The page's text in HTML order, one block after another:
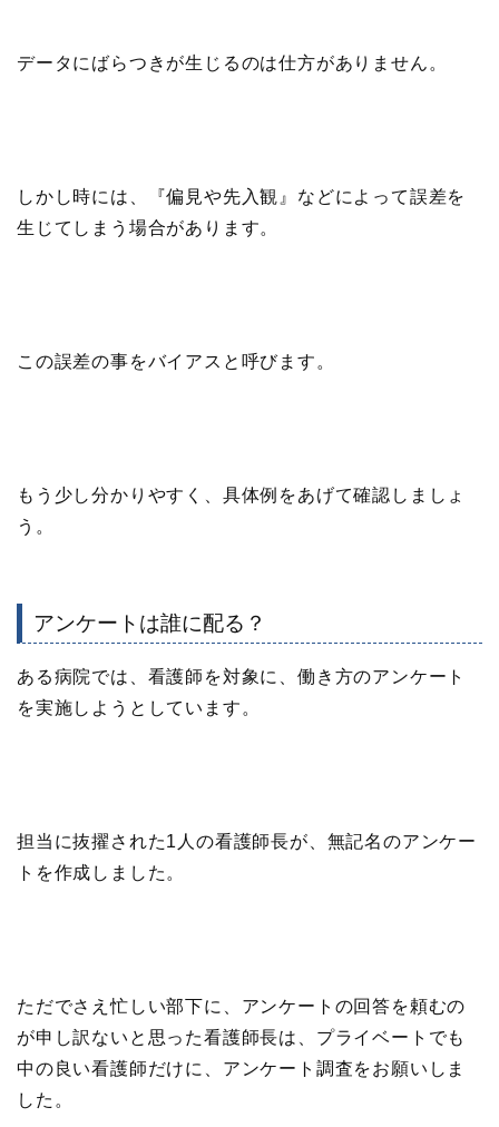
データにばらつきが生じるのは仕方がありません。
しかし時には、『偏見や先入観』などによって誤差を
生じてしまう場合があります。
この誤差の事をバイアスと呼びます。
もう少し分かりやすく、具体例をあげて確認しましょ
う。
アンケートは誰に配る？
ある病院では、看護師を対象に、働き方のアンケート
を実施しようとしています。
担当に抜擢された1人の看護師長が、無記名のアンケー
トを作成しました。
ただでさえ忙しい部下に、アンケートの回答を頼むの
が申し訳ないと思った看護師長は、プライベートでも
中の良い看護師だけに、アンケート調査をお願いしま
した。